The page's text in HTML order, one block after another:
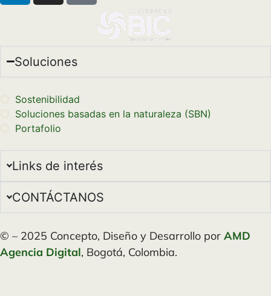
Soluciones
Sostenibilidad
Soluciones basadas en la naturaleza (SBN)
Portafolio
Links de interés
CONTÁCTANOS
© – 2025 Concepto, Diseño y Desarrollo por AMD
Agencia Digital, Bogotá, Colombia.